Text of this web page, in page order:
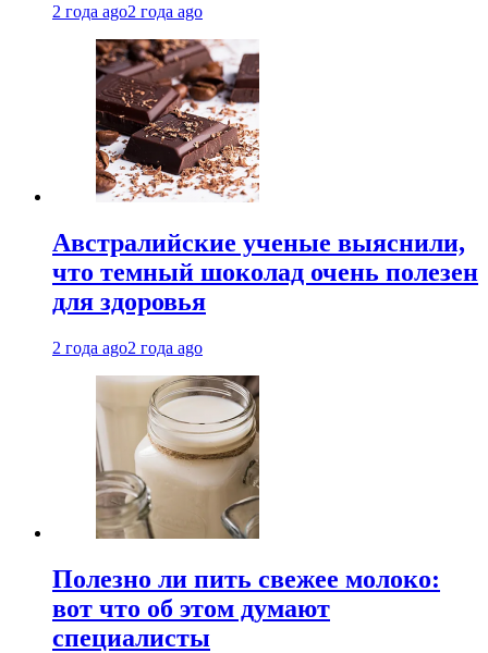
2 года ago2 года ago
Австралийские ученые выяснили,
что темный шоколад очень полезен
для здоровья
2 года ago2 года ago
Полезно ли пить свежее молоко:
вот что об этом думают
специалисты